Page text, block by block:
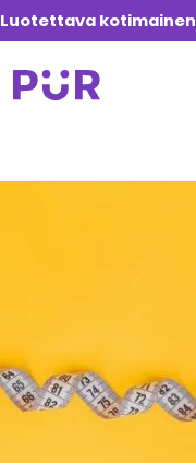
Luotettava kotimainen